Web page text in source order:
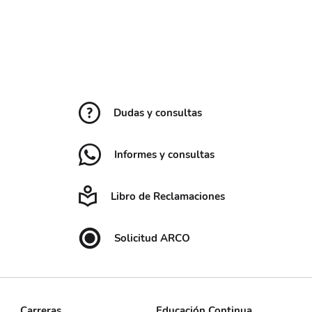
Dudas y consultas
Informes y consultas
Libro de Reclamaciones
Solicitud ARCO